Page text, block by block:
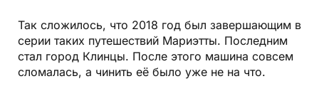
Так сложилось, что 2018 год был завершающим в
серии таких путешествий Мариэтты. Последним
стал город Клинцы. После этого машина совсем
сломалась, а чинить её было уже не на что.